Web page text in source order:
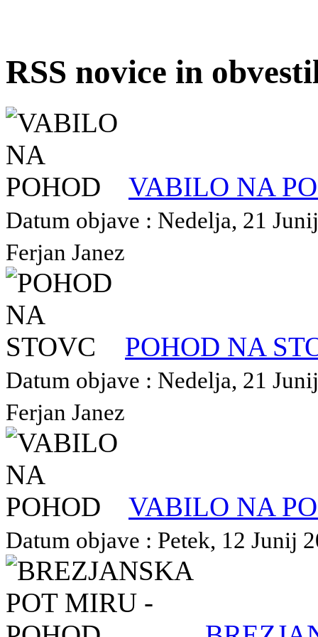
RSS novice in
VABILO NA
Datum objave : Nedelja, 21
Ferjan Janez
POHOD NA
Datum objave : Nedelja, 21
Ferjan Janez
VABILO NA
Datum objave : Petek, 12 Junij